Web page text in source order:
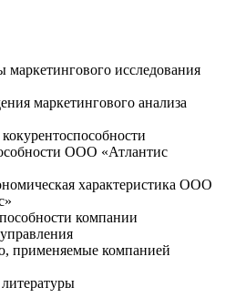
маркетингового исследования
маркетингового анализа
ООО «Атлантис
характеристика ООО
компании
применяемые компанией